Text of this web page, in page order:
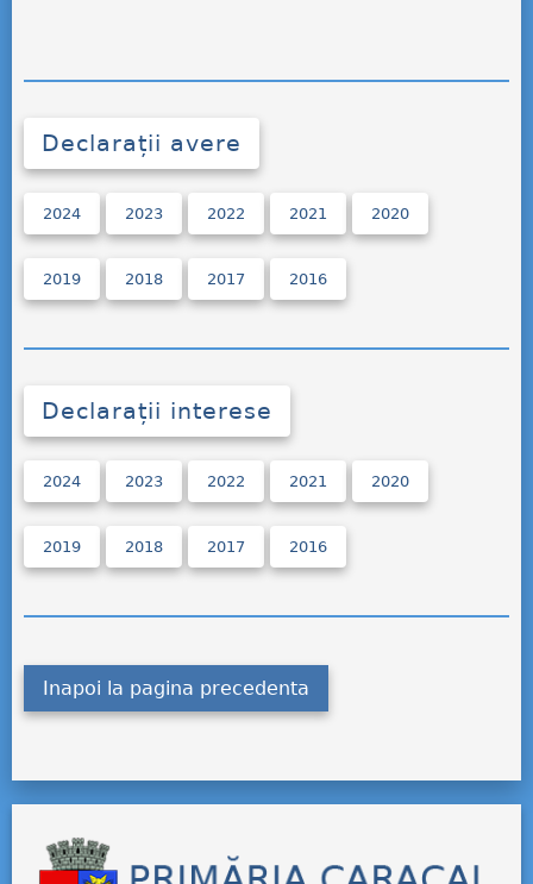
Declarații avere
2024 2023 2022 2021 2020
2019 2018 2017 2016
Declarații interese
2024 2023 2022 2021 2020
2019 2018 2017 2016
Inapoi la pagina precedenta